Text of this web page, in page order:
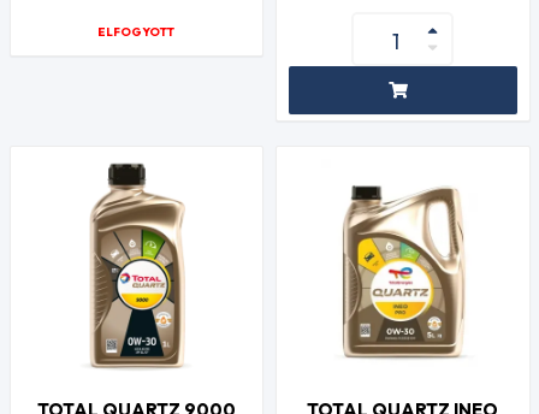
ELFOGYOTT